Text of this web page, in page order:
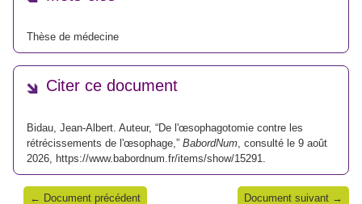
Thèse de médecine
Citer ce document
Bidau, Jean-Albert. Auteur, “De l'œsophagotomie contre les
rétrécissements de l'œsophage,” BabordNum , consulté le 9 août
2026,
https://www.babordnum.fr/items/show/15291
← Document précédent Document suivant →